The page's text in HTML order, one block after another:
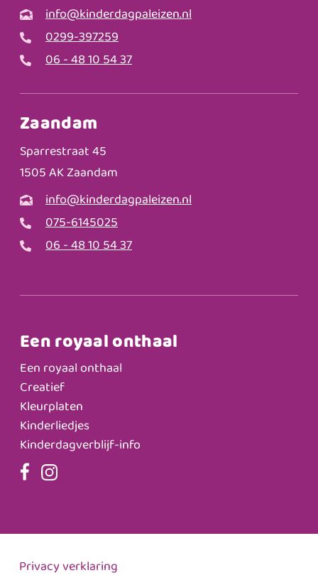
info@kinderdagpaleizen.nl
0299-397259
06 - 48 10 54 37
Zaandam
Sparrestraat 45
1505 AK Zaandam
info@kinderdagpaleizen.nl
075-6145025
06 - 48 10 54 37
Een royaal onthaal
Een royaal onthaal
Creatief
Kleurplaten
Kinderliedjes
Kinderdagverblijf-info
Privacy verklaring